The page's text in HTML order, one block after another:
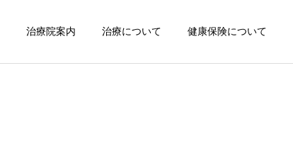
治療院案内 治療について 健康保険について